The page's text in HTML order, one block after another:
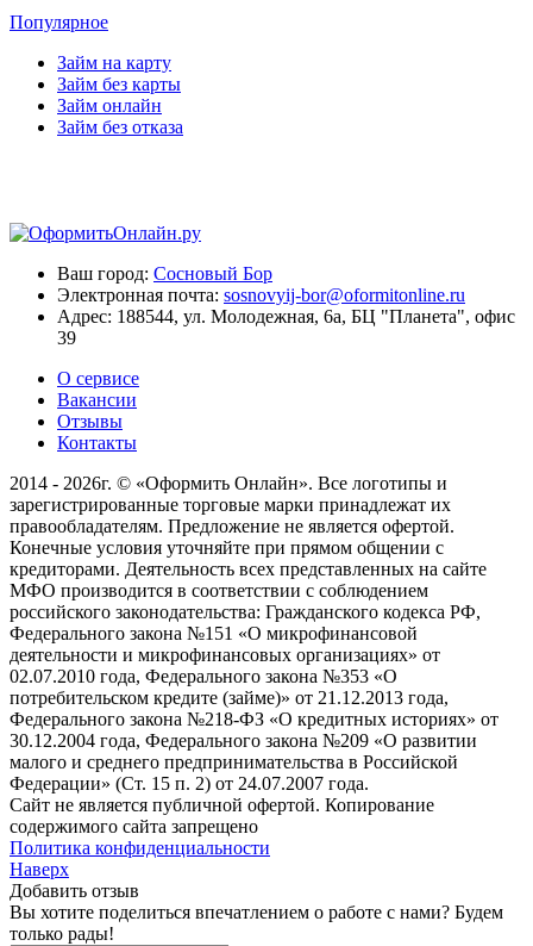
Популярное
Займ на карту
Займ без карты
Займ онлайн
Займ без отказа
Ваш город: Сосновый Бор
Электронная почта: sosnovyij-bor@oformitonline.ru
Адрес: 188544, ул. Молодежная, 6а, БЦ "Планета", офис
39
О сервисе
Вакансии
Отзывы
Контакты
2014 - 2026г. © «Оформить Онлайн». Все логотипы и
зарегистрированные торговые марки принадлежат их
правообладателям. Предложение не является офертой.
Конечные условия уточняйте при прямом общении с
кредиторами. Деятельность всех представленных на сайте
МФО производится в соответствии с соблюдением
российского законодательства: Гражданского кодекса РФ,
Федерального закона №151 «О микрофинансовой
деятельности и микрофинансовых организациях» от
02.07.2010 года, Федерального закона №353 «О
потребительском кредите (займе)» от 21.12.2013 года,
Федерального закона №218-ФЗ «О кредитных историях» от
30.12.2004 года, Федерального закона №209 «О развитии
малого и среднего предпринимательства в Российской
Федерации» (Ст. 15 п. 2) от 24.07.2007 года.
Сайт не является публичной офертой. Копирование
содержимого сайта запрещено
Политика конфиденциальности
Наверх
Добавить отзыв
Вы хотите поделиться впечатлением о работе с нами? Будем
только рады!